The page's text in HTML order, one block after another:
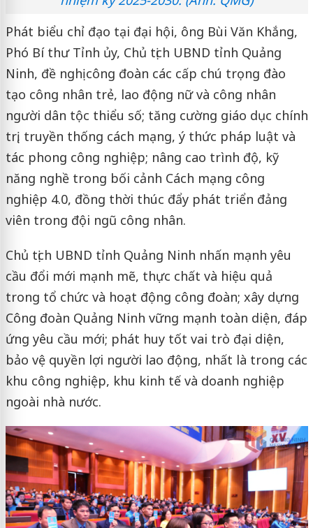
Phát biểu chỉ đạo tại đại hội, ông Bùi Văn Khắng,
Phó Bí thư Tỉnh ủy, Chủ tịch UBND tỉnh Quảng
Ninh, đề nghị công đoàn các cấp chú trọng đào
tạo công nhân trẻ, lao động nữ và công nhân
người dân tộc thiểu số; tăng cường giáo dục chính
trị, truyền thống cách mạng, ý thức pháp luật và
tác phong công nghiệp; nâng cao trình độ, kỹ
năng nghề trong bối cảnh Cách mạng công
nghiệp 4.0, đồng thời thúc đẩy phát triển đảng
viên trong đội ngũ công nhân.
Chủ tịch UBND tỉnh Quảng Ninh nhấn mạnh yêu
cầu đổi mới mạnh mẽ, thực chất và hiệu quả
trong tổ chức và hoạt động công đoàn; xây dựng
Công đoàn Quảng Ninh vững mạnh toàn diện, đáp
ứng yêu cầu mới; phát huy tốt vai trò đại diện,
bảo vệ quyền lợi người lao động, nhất là trong các
khu công nghiệp, khu kinh tế và doanh nghiệp
ngoài nhà nước.